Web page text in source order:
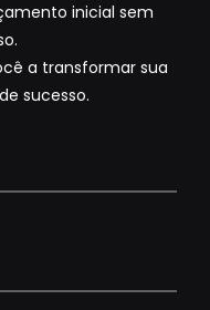
inicial sem
a transformar sua
sucesso.